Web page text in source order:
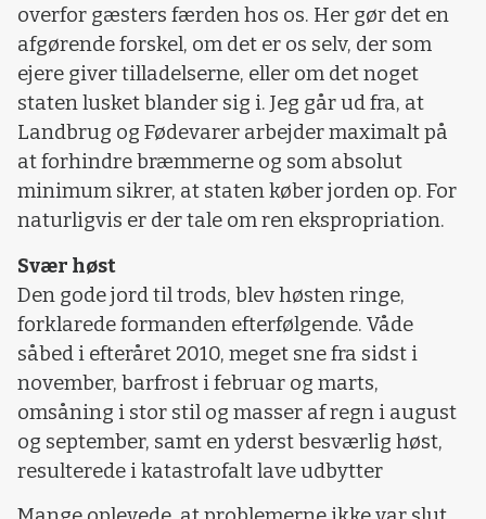
overfor gæsters færden hos os. Her gør det en
afgørende forskel, om det er os selv, der som
ejere giver tilladelserne, eller om det noget
staten lusket blander sig i. Jeg går ud fra, at
Landbrug og Fødevarer arbejder maximalt på
at forhindre bræmmerne og som absolut
minimum sikrer, at staten køber jorden op. For
naturligvis er der tale om ren ekspropriation.
Svær høst
Den gode jord til trods, blev høsten ringe,
forklarede formanden efterfølgende. Våde
såbed i efteråret 2010, meget sne fra sidst i
november, barfrost i februar og marts,
omsåning i stor stil og masser af regn i august
og september, samt en yderst besværlig høst,
resulterede i katastrofalt lave udbytter